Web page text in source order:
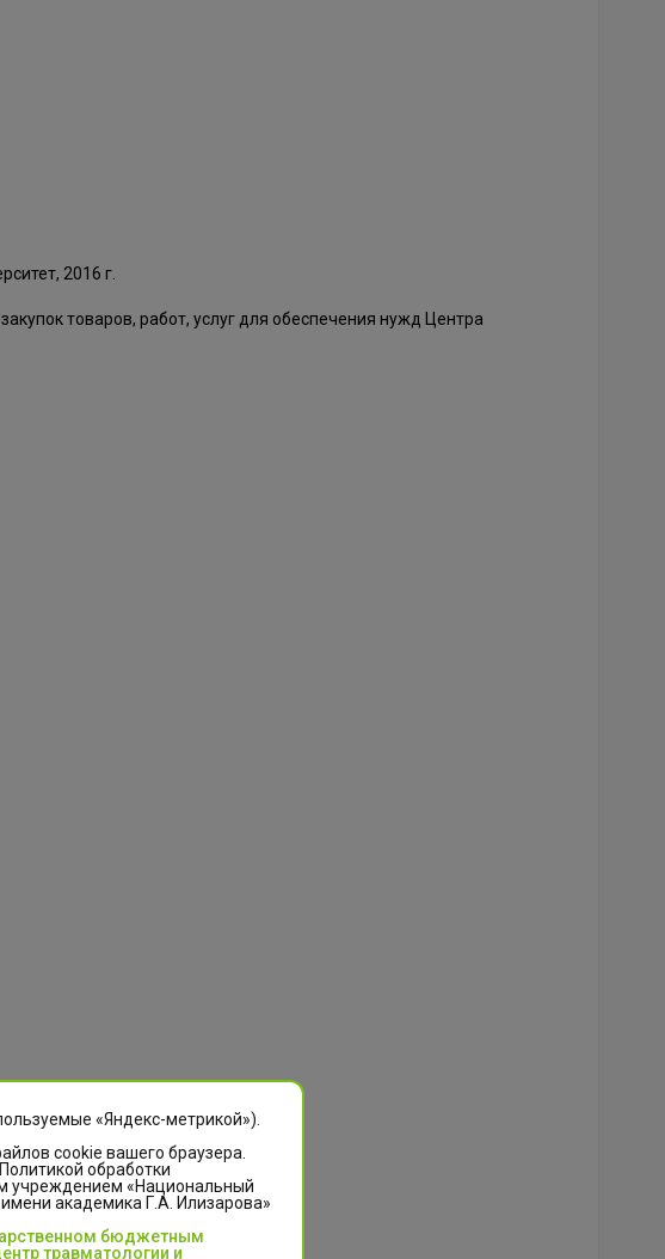
2016 г.
товаров, работ, услуг для обеспечения нужд Центра
2012 г
«Яндекс-метрикой»).
cookie вашего браузера.
обработки
учреждением «Национальный
академика Г.А. Илизарова»
бюджетным
травматологии и